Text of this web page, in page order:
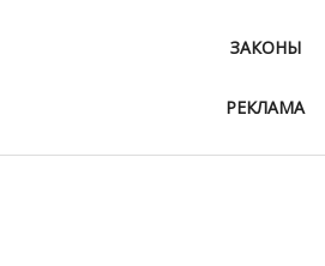
ЗАКОНЫ
РЕКЛАМА